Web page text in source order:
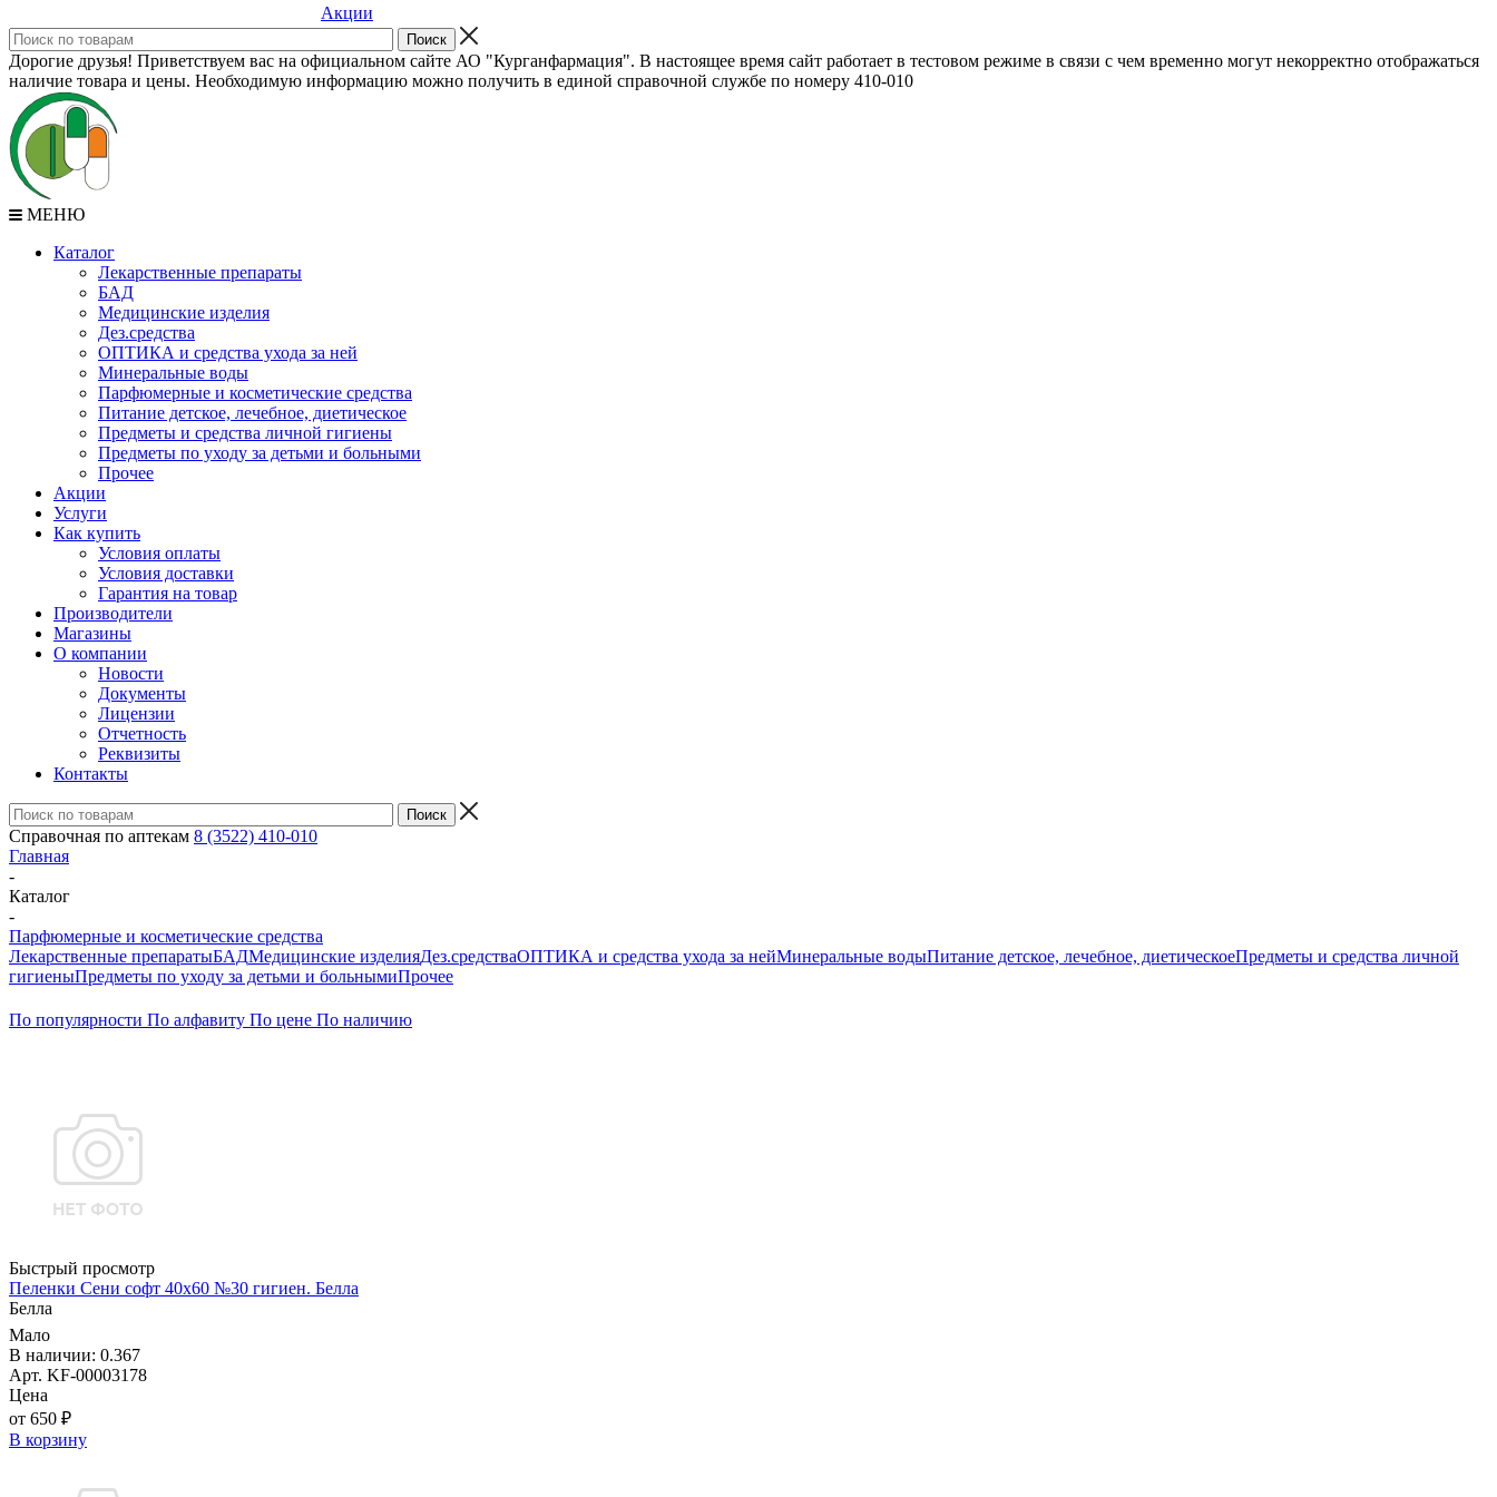
Акции
Дорогие друзья! Приветствуем вас на официальном сайте АО "Курганфармация". В настоящее время сайт работает в тестовом режиме в связи с чем временно могут некорректно отображаться
наличие товара и цены. Необходимую информацию можно получить в единой справочной службе по номеру 410-010
МЕНЮ
Каталог
Лекарственные препараты
БАД
Медицинские изделия
Дез.средства
ОПТИКА и средства ухода за ней
Минеральные воды
Парфюмерные и косметические средства
Питание детское, лечебное, диетическое
Предметы и средства личной гигиены
Предметы по уходу за детьми и больными
Прочее
Акции
Услуги
Как купить
Условия оплаты
Условия доставки
Гарантия на товар
Производители
Магазины
О компании
Новости
Документы
Лицензии
Отчетность
Реквизиты
Контакты
Справочная по аптекам 8 (3522) 410-010
Главная
-
Каталог
-
Парфюмерные и косметические средства
Лекарственные препаратыБАДМедицинские изделияДез.средстваОПТИКА и средства ухода за нейМинеральные водыПитание детское, лечебное, диетическоеПредметы и средства личной
гигиеныПредметы по уходу за детьми и больнымиПрочее
По популярности По алфавиту По цене По наличию
Быстрый просмотр
Пеленки Сени софт 40х60 №30 гигиен. Белла
Белла
Мало
В наличии: 0.367
Арт. KF-00003178
Цена
от 650 ₽
В корзину